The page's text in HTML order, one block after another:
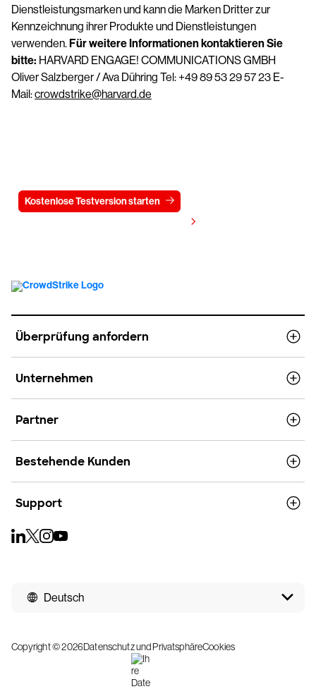
Dienstleistungsmarken und kann die Marken Dritter zur
Kennzeichnung ihrer Produkte und Dienstleistungen
verwenden.Für weitere Informationen kontaktieren Sie
bitte: HARVARD ENGAGE! COMMUNICATIONS GMBH
Oliver Salzberger / Ava Dühring Tel: +49 89 53 29 57 23 E-
Mail:crowdstrike@harvard.de
Kostenlose Testversion starten
Überprüfung anfordern
Unternehmen
Partner
Bestehende Kunden
Support
Deutsch
Copyright © 2026Datenschutz und PrivatsphäreCookies